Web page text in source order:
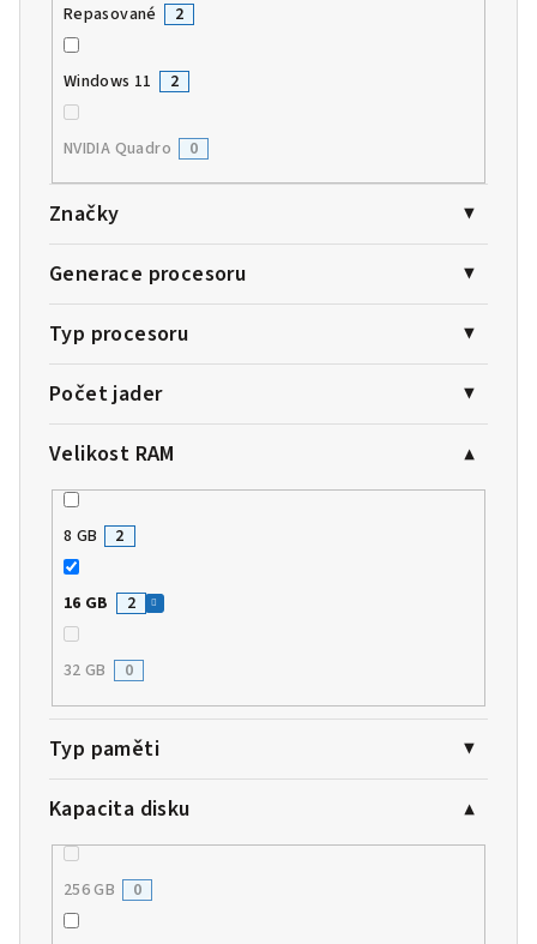
Repasované 2
Windows 11 2
NVIDIA Quadro 0
Značky
Generace procesoru
Typ procesoru
Počet jader
Velikost RAM
8 GB 2
16 GB 2
32 GB 0
Typ paměti
Kapacita disku
256 GB 0